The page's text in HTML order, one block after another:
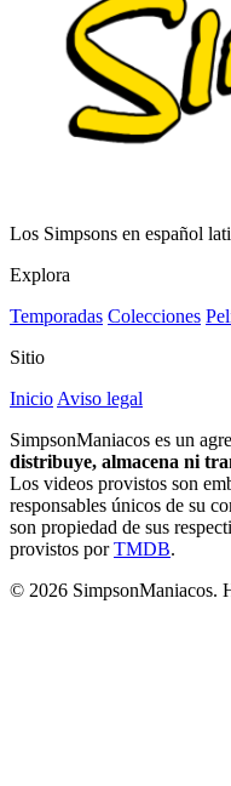
Los Simpsons en español
Explora
Temporadas Colecciones
Sitio
Inicio Aviso legal
SimpsonManiacos es un
distribuye, almacena ni
Los videos provistos son
responsables únicos de su
son propiedad de sus
provistos porTMDB.
© 2026 SimpsonManiacos.